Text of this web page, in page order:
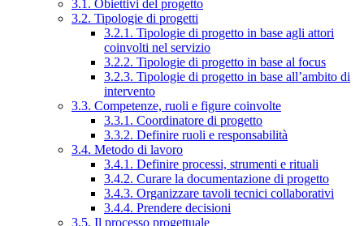
3.1. Obiettivi del progetto
3.2. Tipologie di progetti
3.2.1. Tipologie di progetto in base agli attori
coinvolti nel servizio
3.2.2. Tipologie di progetto in base al focus
3.2.3. Tipologie di progetto in base all’ambito di
intervento
3.3. Competenze, ruoli e figure coinvolte
3.3.1. Coordinatore di progetto
3.3.2. Definire ruoli e responsabilità
3.4. Metodo di lavoro
3.4.1. Definire processi, strumenti e rituali
3.4.2. Curare la documentazione di progetto
3.4.3. Organizzare tavoli tecnici collaborativi
3.4.4. Prendere decisioni
3.5. Il processo progettuale